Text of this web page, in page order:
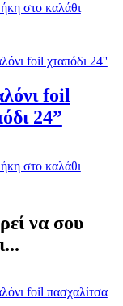
τρέχουσα
στο καλάθι
foil
24”
στο καλάθι
να σου